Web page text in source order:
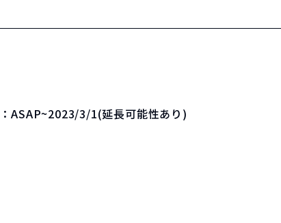
ASAP~2023/3/1(延長可能性あり)